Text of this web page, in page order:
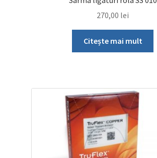
270,00 lei
Citește mai mult